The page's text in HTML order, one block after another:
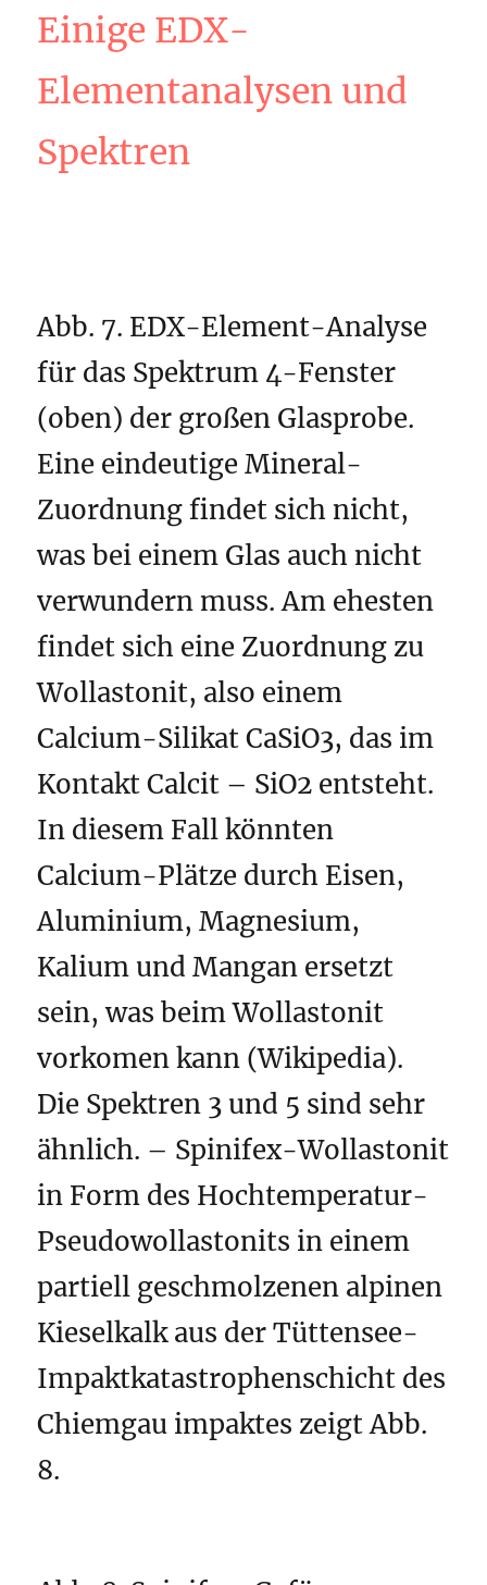
Einige EDX-
Elementanalysen und
Spektren
Abb. 7. EDX-Element-Analyse
für das Spektrum 4-Fenster
(oben) der großen Glasprobe.
Eine eindeutige Mineral-
Zuordnung findet sich nicht,
was bei einem Glas auch nicht
verwundern muss. Am ehesten
findet sich eine Zuordnung zu
Wollastonit, also einem
Calcium-Silikat CaSiO3, das im
Kontakt Calcit – SiO2 entsteht.
In diesem Fall könnten
Calcium-Plätze durch Eisen,
Aluminium, Magnesium,
Kalium und Mangan ersetzt
sein, was beim Wollastonit
vorkomen kann (Wikipedia).
Die Spektren 3 und 5 sind sehr
ähnlich. – Spinifex-Wollastonit
in Form des Hochtemperatur-
Pseudowollastonits in einem
partiell geschmolzenen alpinen
Kieselkalk aus der Tüttensee-
Impaktkatastrophenschicht des
Chiemgau impaktes zeigt Abb.
8.